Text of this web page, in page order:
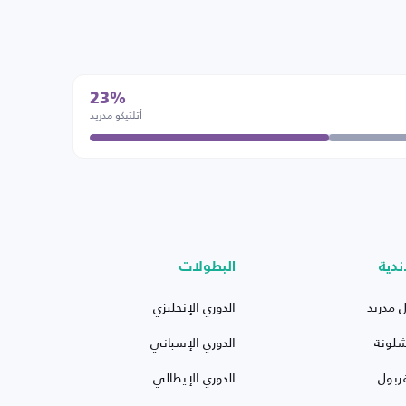
23%
أتلتيكو مدريد
مدريد
البطولات
الدوري الإنجليزي
الدوري الإسباني
الدوري الإيطالي